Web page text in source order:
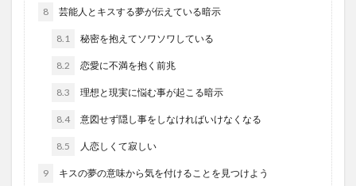
8 芸能人とキスする夢が伝えている暗示
8.1 秘密を抱えてソワソワしている
8.2 恋愛に不満を抱く前兆
8.3 理想と現実に悩む事が起こる暗示
8.4 意図せず隠し事をしなければいけなくなる
8.5 人恋しくて寂しい
9 キスの夢の意味から気を付けることを見つけよう